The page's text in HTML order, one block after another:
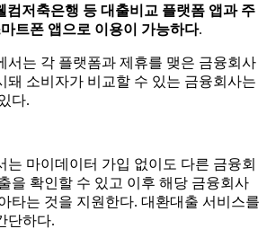
컴저축은행 등 대출비교 플랫폼 앱과 주
트폰 앱으로 이용이 가능하다.
서는 각 플랫폼과 제휴를 맺은 금융회사
돼 소비자가 비교할 수 있는 금융회사는
다.
는 마이데이터 가입 없이도 다른 금융회
을 확인할 수 있고 이후 해당 금융회사
타는 것을 지원한다. 대환대출 서비스를
단하다.